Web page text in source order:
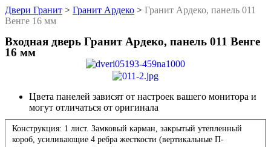
Двери Гранит > Гранит Ардеко > Гранит Ардеко, панель 011
Венге 16 мм
Входная дверь Гранит Ардеко, панель 011 Венге
16 мм
Цвета панелей зависят от настроек вашего монитора и
могут отличаться от оригинала
Конструкция: 1 лист. Замковый карман, закрытый утепленный
короб, усиливающие 4 ребра жесткости (вертикальные П-